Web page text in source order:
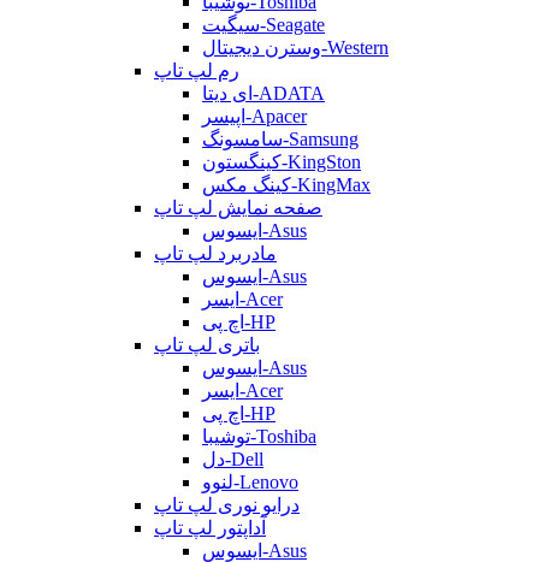
سیگیت-Seagate
وسترن دیجیتال-Western
رم لپ تاپ
ای دیتا-ADATA
اپیسر-Apacer
سامسونگ-Samsung
کینگستون-KingSton
کینگ مکس-KingMax
صفحه نمایش لپ تاپ
ایسوس-Asus
مادربرد لپ تاپ
ایسوس-Asus
ایسر-Acer
اچ پی-HP
باتری لپ تاپ
ایسوس-Asus
ایسر-Acer
اچ پی-HP
توشیبا-Toshiba
دل-Dell
لنوو-Lenovo
درایو نوری لپ تاپ
آداپتور لپ تاپ
ایسوس-Asus